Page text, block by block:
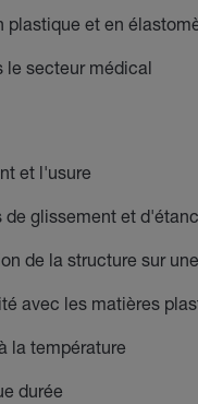
plastique et en
le secteur médical
et l'usure
de glissement et
de la structure sur
avec les matières
la température
durée